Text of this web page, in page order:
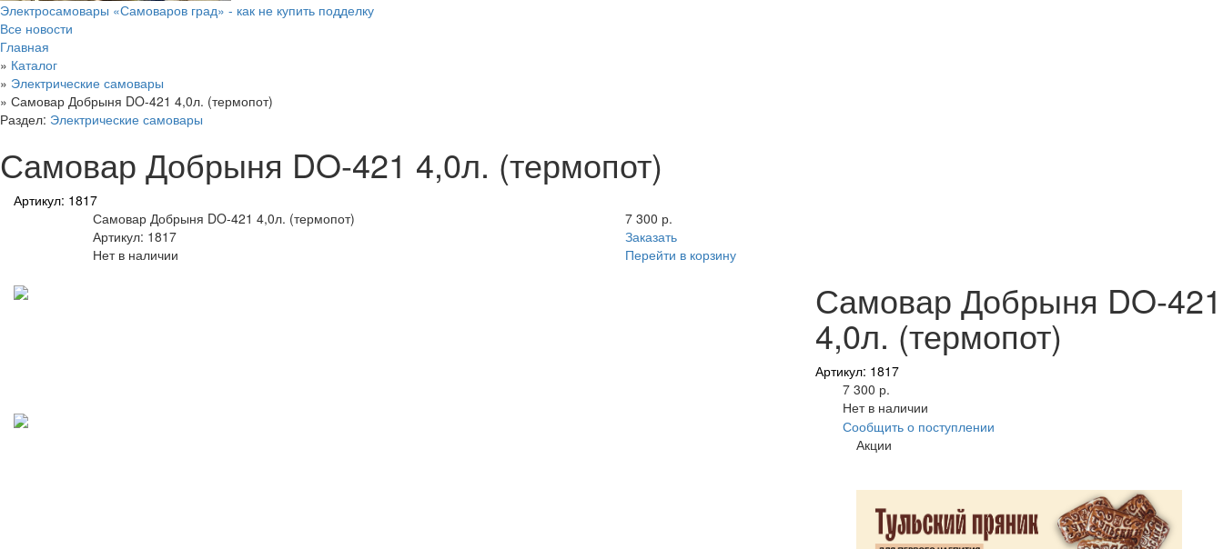
Электросамовары «Самоваров град» - как не купить подделку
Все новости
Главная
» Каталог
» Электрические самовары
» Самовар Добрыня DO-421 4,0л. (термопот)
Раздел: Электрические самовары
Самовар Добрыня DO-421 4,0л. (термопот)
Артикул: 1817
Самовар Добрыня DO-421 4,0л. (термопот)
Артикул: 1817
Нет в наличии
7 300 р.
Заказать
Перейти в корзину
Самовар Добрыня DO-421
4,0л. (термопот)
Артикул: 1817
7 300 р.
Нет в наличии
Сообщить о поступлении
Акции